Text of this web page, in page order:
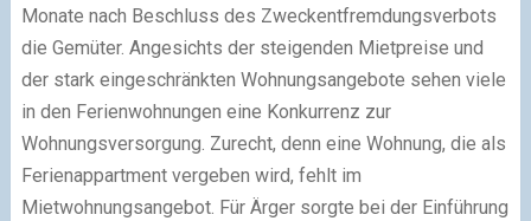
Monate nach Beschluss des Zweckentfremdungsverbots
die Gemüter. Angesichts der steigenden Mietpreise und
der stark eingeschränkten Wohnungsangebote sehen viele
in den Ferienwohnungen eine Konkurrenz zur
Wohnungsversorgung. Zurecht, denn eine Wohnung, die als
Ferienappartment vergeben wird, fehlt im
Mietwohnungsangebot. Für Ärger sorgte bei der Einführung